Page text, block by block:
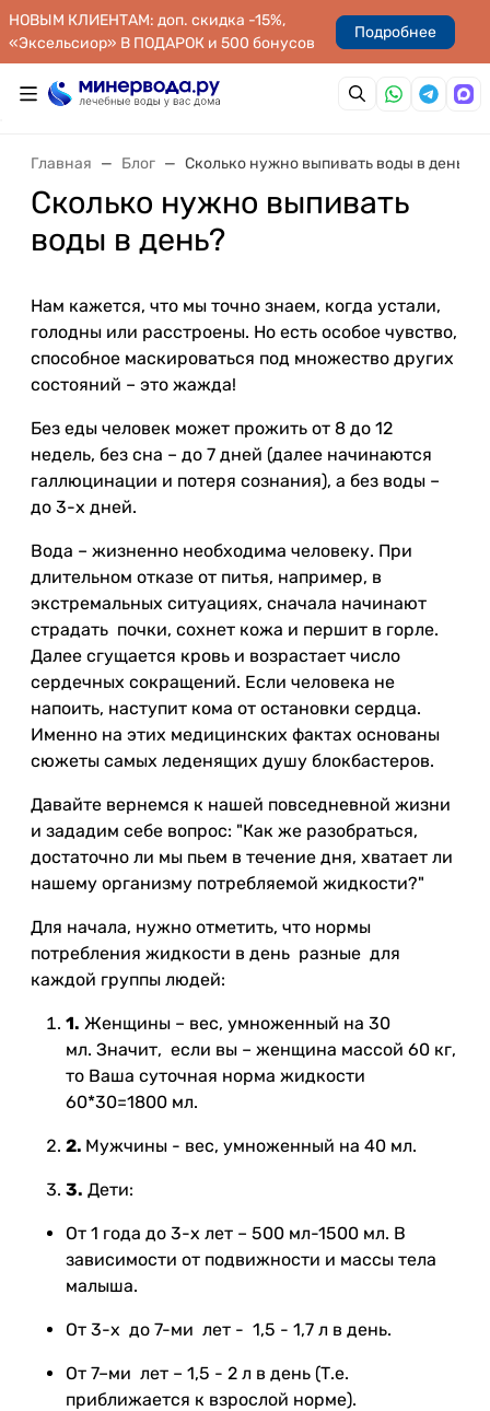
НОВЫМ КЛИЕНТАМ: доп. скидка -15%,
«Эксельсиор» В ПОДАРОК и 500 бонусов
Подробнее
Главная Блог Сколько нужно выпивать воды в день?
Сколько нужно выпивать
воды в день?
Нам кажется, что мы точно знаем, когда устали,
голодны или расстроены. Но есть особое чувство,
способное маскироваться под множество других
состояний – это жажда!
Без еды человек может прожить от 8 до 12
недель, без сна – до 7 дней (далее начинаются
галлюцинации и потеря сознания), а без воды –
до 3-х дней.
Вода – жизненно необходима человеку. При
длительном отказе от питья, например, в
экстремальных ситуациях, сначала начинают
страдать почки, сохнет кожа и першит в горле.
Далее сгущается кровь и возрастает число
сердечных сокращений. Если человека не
напоить, наступит кома от остановки сердца.
Именно на этих медицинских фактах основаны
сюжеты самых леденящих душу блокбастеров.
Давайте вернемся к нашей повседневной жизни
и зададим себе вопрос: "Как же разобраться,
достаточно ли мы пьем в течение дня, хватает ли
нашему организму потребляемой жидкости?"
Для начала, нужно отметить, что нормы
потребления жидкости в день разные для
каждой группы людей:
1. Женщины – вес, умноженный на 30
мл. Значит, если вы – женщина массой 60 кг,
то Ваша суточная норма жидкости
60*30=1800 мл.
2. Мужчины - вес, умноженный на 40 мл.
3. Дети:
От 1 года до 3-х лет – 500 мл-1500 мл. В
зависимости от подвижности и массы тела
малыша.
От 3-х до 7-ми лет - 1,5 - 1,7 л в день.
От 7–ми лет – 1,5 - 2 л в день (Т.е.
приближается к взрослой норме).